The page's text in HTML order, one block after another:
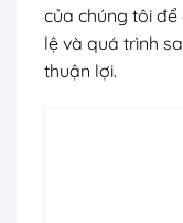
của chúng tôi
lệ và quá trình
thuận lợi.